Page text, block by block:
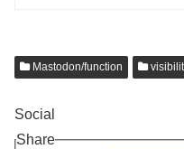
Mastodon/function
Social
Share